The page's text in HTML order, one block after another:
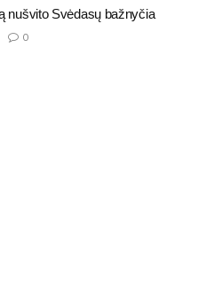
nušvito Svėdasų bažnyčia
0